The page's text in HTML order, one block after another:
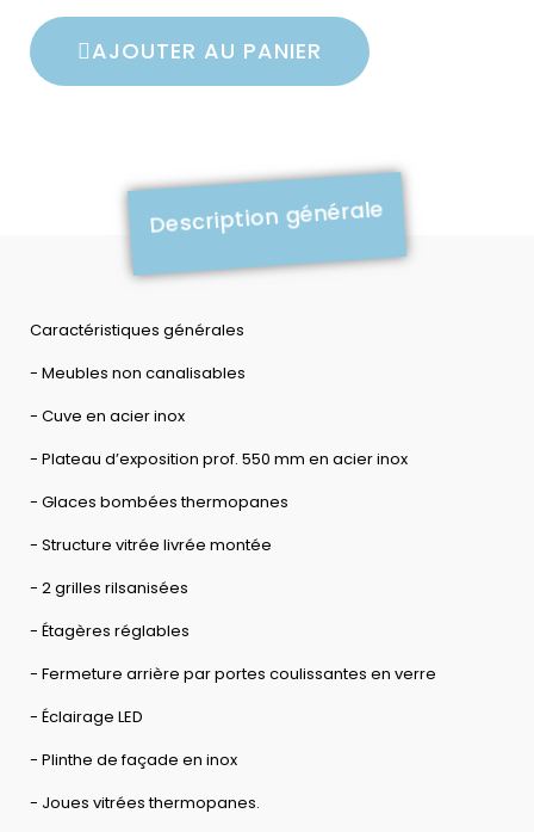
AJOUTER AU PANIER
Description générale
Caractéristiques générales
- Meubles non canalisables
- Cuve en acier inox
- Plateau d’exposition prof. 550 mm en acier inox
- Glaces bombées thermopanes
- Structure vitrée livrée montée
- 2 grilles rilsanisées
- Étagères réglables
- Fermeture arrière par portes coulissantes en verre
- Éclairage LED
- Plinthe de façade en inox
- Joues vitrées thermopanes.